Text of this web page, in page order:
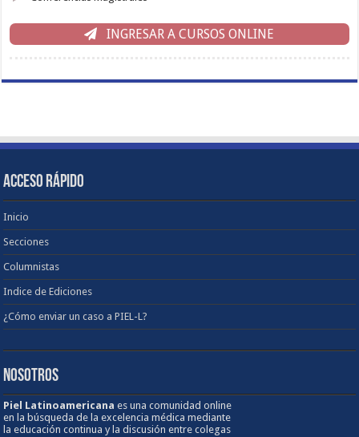
INGRESAR A CURSOS ONLINE
ACCESO RÁPIDO
Inicio
Secciones
Columnistas
Indice de Ediciones
¿Cómo enviar un caso a PIEL-L?
NOSOTROS
Piel Latinoamericanaes una comunidad online
en la búsqueda de la excelencia médica mediante
la educación continua y la discusión entre colegas